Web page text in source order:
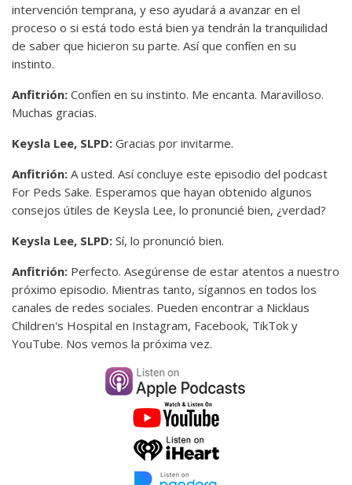
intervención temprana, y eso ayudará a avanzar en el
proceso o si está todo está bien ya tendrán la tranquilidad
de saber que hicieron su parte. Así que confíen en su
instinto.
Anfitrión: Confíen en su instinto. Me encanta. Maravilloso.
Muchas gracias.
Keysla Lee, SLPD: Gracias por invitarme.
Anfitrión: A usted. Así concluye este episodio del podcast
For Peds Sake. Esperamos que hayan obtenido algunos
consejos útiles de Keysla Lee, lo pronuncié bien, ¿verdad?
Keysla Lee, SLPD: Sí, lo pronunció bien.
Anfitrión: Perfecto. Asegúrense de estar atentos a nuestro
próximo episodio. Mientras tanto, sígannos en todos los
canales de redes sociales. Pueden encontrar a Nicklaus
Children's Hospital en Instagram, Facebook, TikTok y
YouTube. Nos vemos la próxima vez.